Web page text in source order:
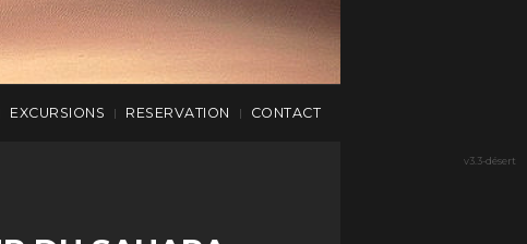
EXCURSIONS | RESERVATION | CONTACT
v3.3-désert